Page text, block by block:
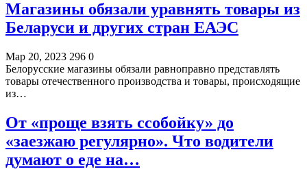
Магазины обязали уравнять товары из
Беларуси и других стран ЕАЭС
Мар 20, 2023 296 0
Белорусские магазины обязали равноправно представлять
товары отечественного производства и товары, происходящие
из…
От «проще взять ссобойку» до
«заезжаю регулярно». Что водители
думают о еде на…